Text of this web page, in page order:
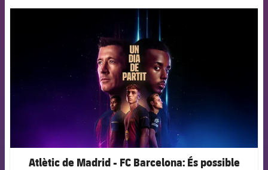
FCB Barcelona badge
Atlètic de Madrid - FC Barcelona: És possible